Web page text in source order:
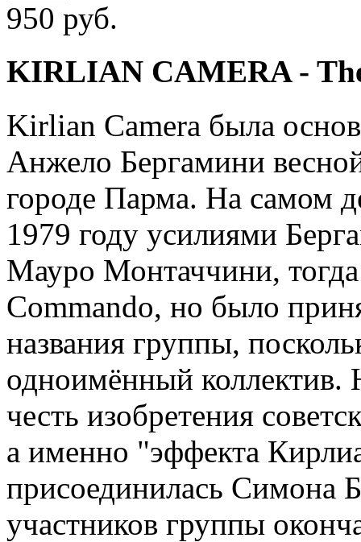
950 руб.
KIRLIAN CAMERA -
Kirlian Camera была
Анжело Бергамини
городе Парма. На самом
1979 году усилиями
Мауро Монтаччини,
Commando, но было
названия группы,
одноимённый коллектив.
честь изобретения
а именно "эффекта
присоединилась Симона
участников группы